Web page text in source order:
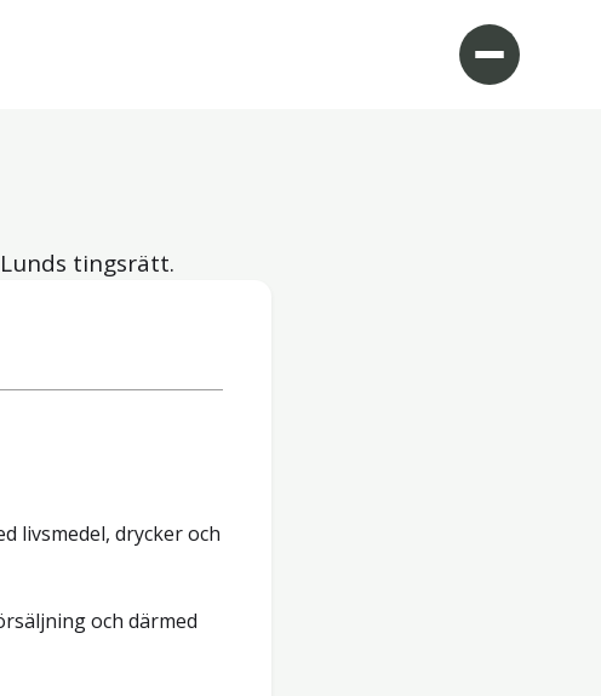
tingsrätt.
livsmedel, drycker och
och därmed